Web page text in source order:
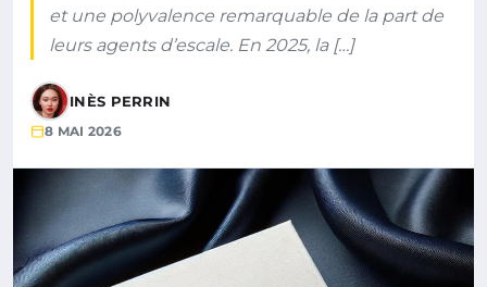
et une polyvalence remarquable de la part de
leurs agents d’escale. En 2025, la […]
INÈS PERRIN
8 MAI 2026